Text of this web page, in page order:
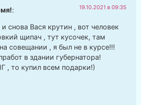
: 19.10.2021 в 09:35
снова Вася крутин , вот человек
щипач , тут кусочек, там
совещании , я был не в курсе!!!
в здании губернатора!
, то купил всем подарки!)